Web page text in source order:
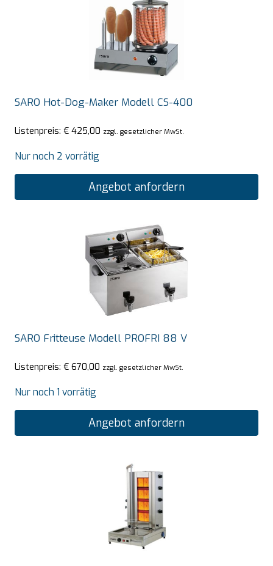
SARO Hot-Dog-Maker Modell CS-400
Listenpreis: € 425,00 zzgl. gesetzlicher MwSt.
Nur noch 2 vorrätig
Angebot anfordern
SARO Fritteuse Modell PROFRI 88 V
Listenpreis: € 670,00 zzgl. gesetzlicher MwSt.
Nur noch 1 vorrätig
Angebot anfordern